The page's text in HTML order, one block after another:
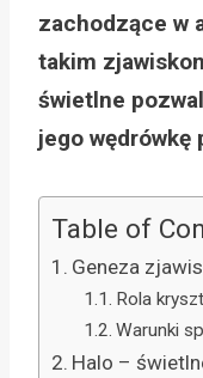
zachodzące w
takim
świetlne
jego
Table of
Geneza
Rola
Warunki
Halo –